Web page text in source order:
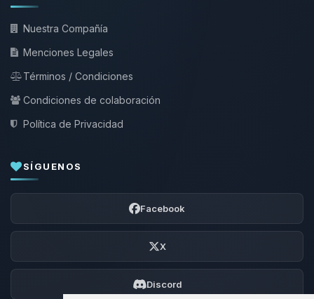
Nuestra Compañía
Menciones Legales
Términos / Condiciones
Condiciones de colaboración
Política de Privacidad
SÍGUENOS
Facebook
X
Discord